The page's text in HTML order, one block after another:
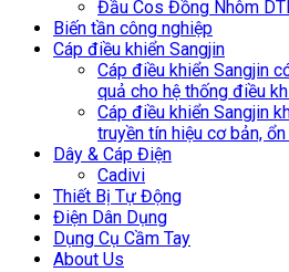
Đầu Cos Đồng Nhôm
Biến tần công nghiệp
Cáp điều khiển Sangjin
Cáp điều khiển Sangjin
quả cho hệ thống điều
Cáp điều khiển Sangjin
truyền tín hiệu cơ bản,
Dây & Cáp Điện
Cadivi
Thiết Bị Tự Động
Điện Dân Dụng
Dụng Cụ Cầm Tay
About Us